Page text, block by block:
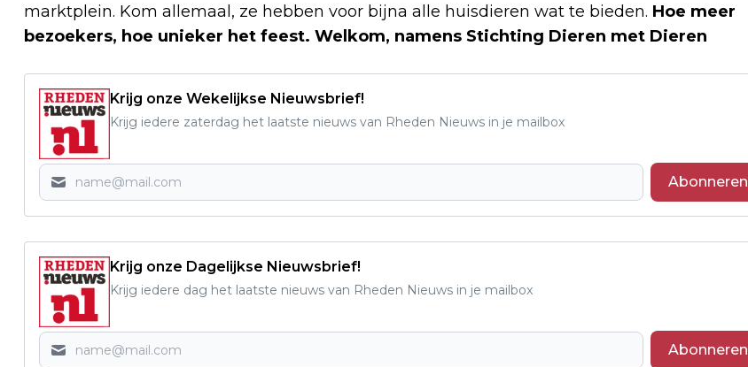
marktplein. Kom allemaal, ze hebben voor bijna alle huisdieren wat te bieden. Hoe meer
bezoekers, hoe unieker het feest. Welkom, namens Stichting Dieren met Dieren​
Krijg onze Wekelijkse Nieuwsbrief!
Krijg iedere zaterdag het laatste nieuws van Rheden Nieuws in je mailbox
Abonneren
Krijg onze Dagelijkse Nieuwsbrief!
Krijg iedere dag het laatste nieuws van Rheden Nieuws in je mailbox
Abonneren